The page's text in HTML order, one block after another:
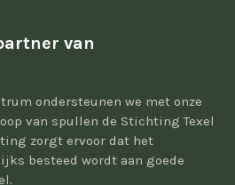
van
ondersteunen we met onze
van spullen de Stichting Texel
zorgt ervoor dat het
besteed wordt aan goede